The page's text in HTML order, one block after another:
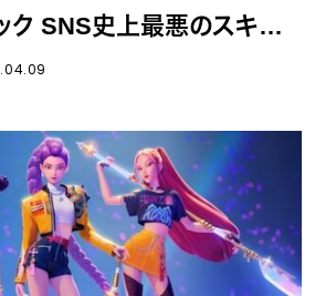
ク SNS史上最悪のスキャン